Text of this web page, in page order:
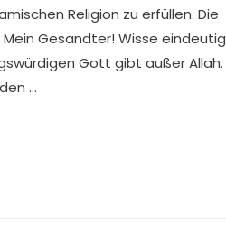
Religion zu erfüllen. Die
Gesandter! Wisse eindeutig
Gott gibt außer Allah.
…